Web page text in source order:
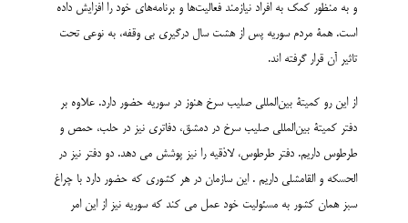
و به منظور کمک به افراد نیازمند فعالیت‌ها و برنامه‌های خود را افزایش داده
است. همۀ مردم سوریه پس از هشت سال درگیری بی وقفه، به نوعی تحت
تاثیر آن قرار گرفته اند.
از این رو کمیتۀ بین‌المللی صلیب سرخ هنوز در سوریه حضور دارد. علاوه بر
دفتر کمیتۀ بین‌المللی صلیب سرخ در دمشق، دفاتری نیز در حلب، حمص و
طرطوس داریم. دفتر طرطوس، لاذقیه را نیز پوشش می دهد. دو دفتر نیز در
الحسکه و القامشلی داریم . این سازمان در هر کشوری که حضور دارد با چراغ
سبز همان کشور به مسئولیت خود عمل می کند که سوریه نیز از این امر